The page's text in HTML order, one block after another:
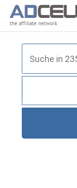
the affiliate network